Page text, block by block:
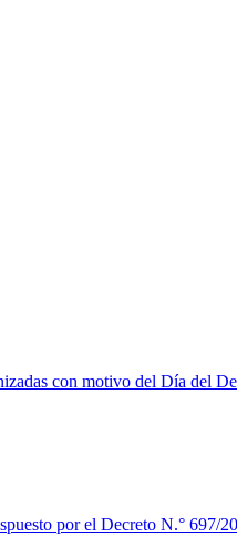
con motivo del Día del
por el Decreto N.° 697/